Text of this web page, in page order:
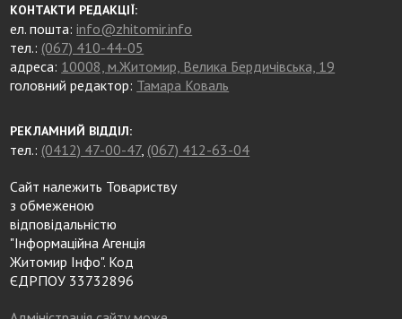
КОНТАКТИ РЕДАКЦІЇ:
ел. пошта:info@zhitomir.info
тел.: (067) 410-44-05
адреса: 10008, м.Житомир, Велика Бердичівська, 19
головний редактор: Тамара Коваль
РЕКЛАМНИЙ ВІДДІЛ:
тел.: (0412) 47-00-47, (067) 412-63-04
Сайт належить Товариству
з обмеженою
відповідальністю
"Інформаційна Агенція
Житомир Інфо". Код
ЄДРПОУ 33732896